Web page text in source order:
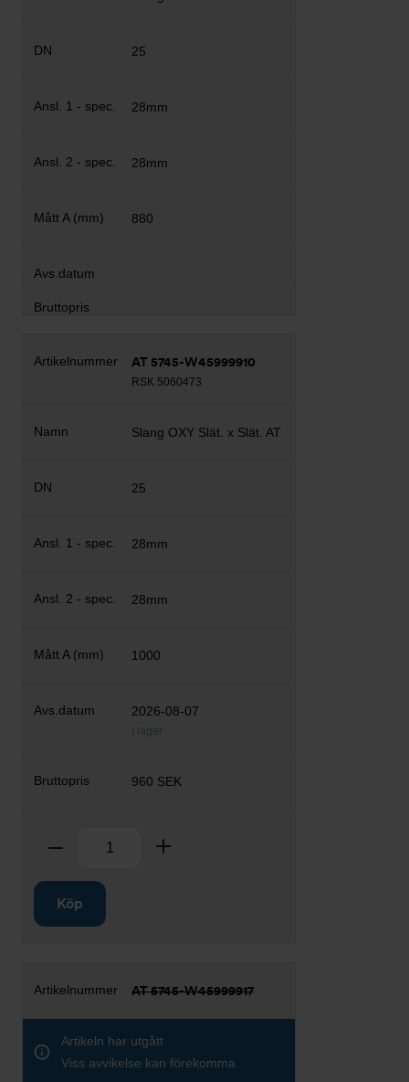
25
28mm
28mm
880
AT 5745-W45999910
RSK 5060473
Slang OXY Slät. x Slät. AT
25
28mm
28mm
1000
2026-08-07
I lager
960 SEK
Ta bort
Köp
AT 5745-W45999917
Artikeln har utgått
Viss avvikelse kan förekomma